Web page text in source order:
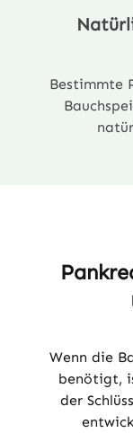
Bestimmte
Wenn die
benötigt,
der